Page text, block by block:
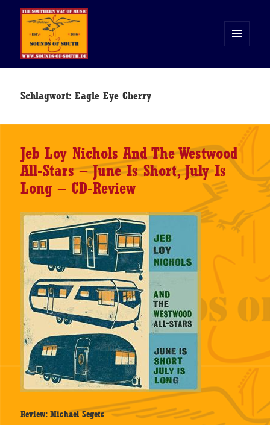
WIDGETS
Schlagwort:Eagle Eye Cherry
Jeb Loy Nichols And The Westwood
All-Stars – June Is Short, July Is
Long – CD-Review
Review: Michael Segets